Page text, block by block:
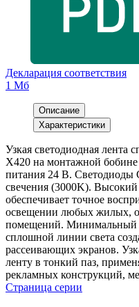
Декларация соответствия
1 Мб
Описание
Характеристики
Узкая светодиодная лента
X420 на монтажной
питания 24 В. Светодиоды
свечения (3000K).
обеспечивает точное
освещении любых жилых,
помещений. Минимальный
сплошной линии света
рассеивающих экранов.
ленту в тонкий паз,
рекламных конструкций,
Страница серии